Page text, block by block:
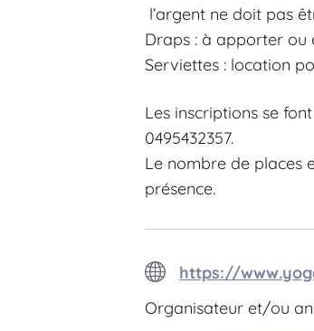
l’argent ne doit pas
Draps : à apporter ou
Serviettes : location
Les inscriptions se
0495432357.
Le nombre de places
présence.
https://
Organisateur et/ou